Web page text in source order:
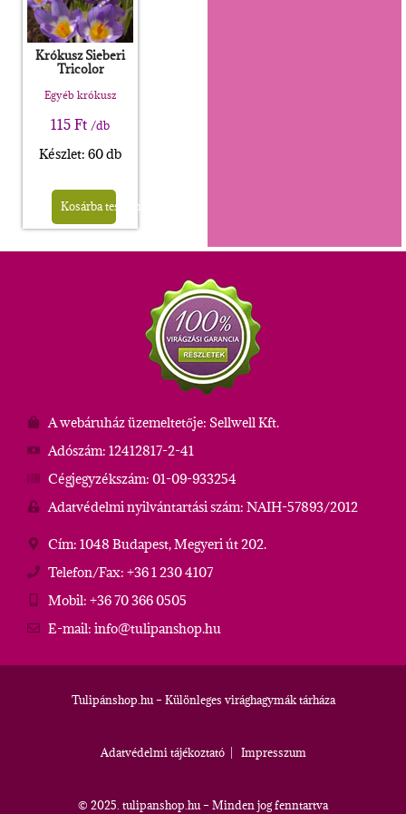
Krókusz Sieberi
Tricolor
Egyéb krókusz
115Ft /db
Készlet: 60 db
Kosárba teszem
A webáruház üzemeltetője: Sellwell Kft.
Adószám: 12412817-2-41
Cégjegyzékszám: 01-09-933254
Adatvédelmi nyilvántartási szám: NAIH-57893/2012
Cím: 1048 Budapest, Megyeri út 202.
Telefon/Fax: +36 1 230 4107
Mobil: +36 70 366 0505
E-mail: info@tulipanshop.hu
Tulipánshop.hu – Különleges virághagymák tárháza
Adatvédelmi tájékoztató| Impresszum
© 2025. tulipanshop.hu – Minden jog fenntartva